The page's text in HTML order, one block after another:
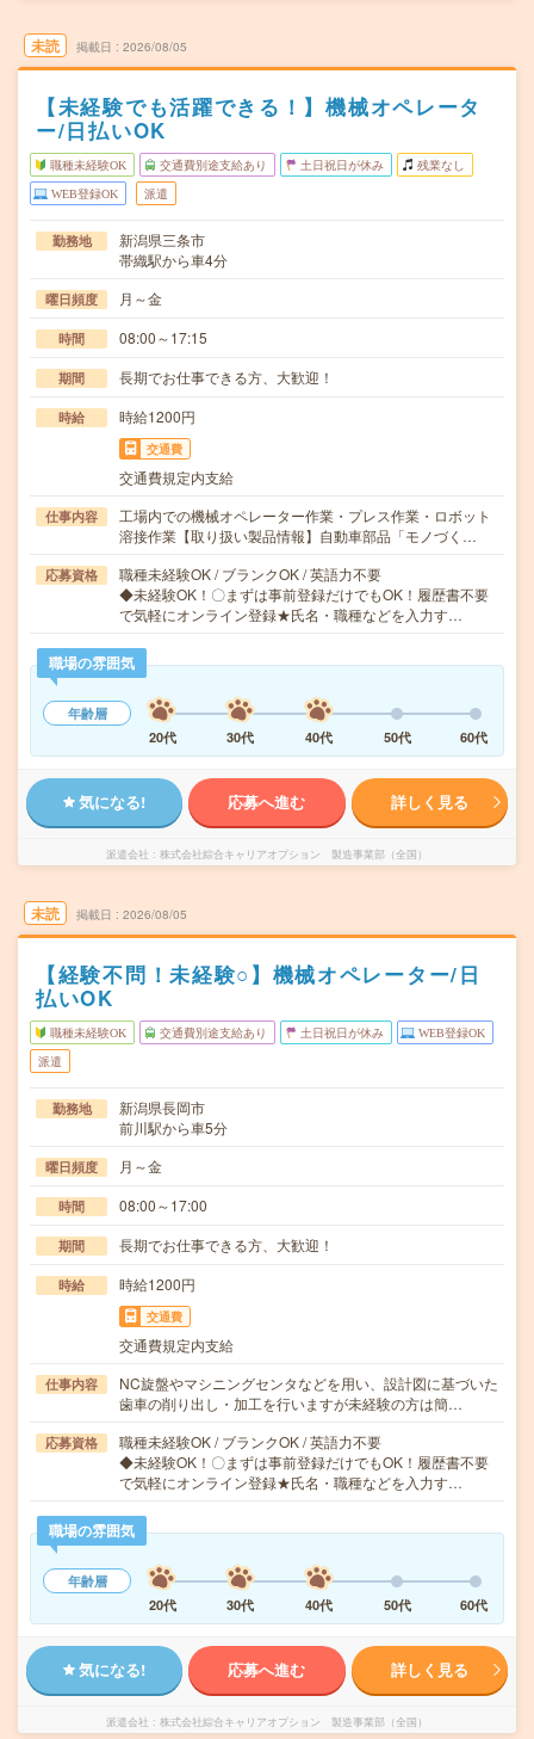
未読 掲載日 2026/08/05
【未経験でも活躍できる！】機械オペレータ
ー/日払いOK
職種未経験OK 交通費別途支給あり 土日祝日が休み 残業なし
WEB登録OK 派遣
勤務地
新潟県三条市
帯織駅から車4分
曜日頻度 月～金
時間 08:00～17:15
期間 長期でお仕事できる方、大歓迎！
時給 時給1200円
交通費
交通費規定内支給
仕事内容
工場内での機械オペレーター作業・プレス作業・ロボット
溶接作業【取り扱い製品情報】自動車部品「モノづく…
応募資格
職種未経験OK / ブランクOK / 英語力不要
◆未経験OK！〇まずは事前登録だけでもOK！履歴書不要
で気軽にオンライン登録★氏名・職種などを入力す…
職場の雰囲気
年齢層
20代
30代 40代 50代 60代
気になる! 応募へ進む 詳しく見る
派遣会社 株式会社綜合キャリアオプション 製造事業部（全国）
未読 掲載日 2026/08/05
【経験不問！未経験○】機械オペレーター/日
払いOK
職種未経験OK 交通費別途支給あり 土日祝日が休み WEB登録OK
派遣
勤務地
新潟県長岡市
前川駅から車5分
曜日頻度 月～金
時間 08:00～17:00
期間 長期でお仕事できる方、大歓迎！
時給 時給1200円
交通費
交通費規定内支給
仕事内容
NC旋盤やマシニングセンタなどを用い、設計図に基づいた
歯車の削り出し・加工を行いますが未経験の方は簡…
応募資格
職種未経験OK / ブランクOK / 英語力不要
◆未経験OK！〇まずは事前登録だけでもOK！履歴書不要
で気軽にオンライン登録★氏名・職種などを入力す…
職場の雰囲気
年齢層
20代
30代 40代 50代 60代
気になる! 応募へ進む 詳しく見る
派遣会社 株式会社綜合キャリアオプション 製造事業部（全国）